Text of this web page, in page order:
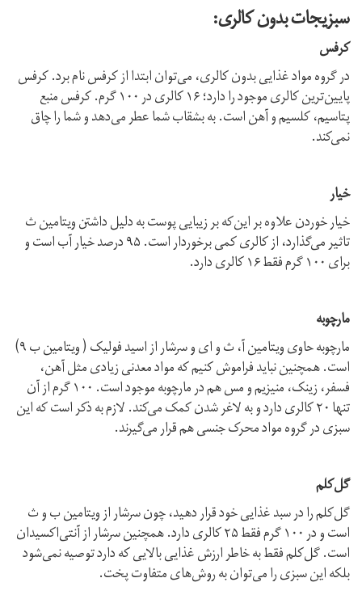
سبزیجات بدون کالری:
کرفس
در گروه مواد غذایی بدون کالری، می‌توان ابتدا از کرفس نام برد. کرفس
پایین‌ترین کالری موجود را دارد؛ ۱۶ کالری در ۱۰۰ گرم. کرفس منبع
پتاسیم، کلسیم و آهن است. به بشقاب شما عطر می‌دهد و شما را چاق
نمی‌کند.
خیار
خیار خوردن علاوه بر این‌که بر زیبایی پوست به دلیل داشتن ویتامین ث
تاثیر می‌گذارد، از کالری کمی برخوردار است. ۹۵ درصد خیار آب است و
برای ۱۰۰ گرم فقط ۱۶ کالری دارد.
مارچوبه
مارچوبه حاوی ویتامین آ، ث و ای و سرشار از اسید فولیک ( ویتامین ب ۹)
است. همچنین نباید فراموش کنیم که مواد معدنی زیادی مثل آهن،
فسفر، زینک، منیزیم و مس هم در مارچوبه موجود است. ۱۰۰ گرم از آن
تنها ۲۰ کالری دارد و به لاغر شدن کمک می‌کند. لازم به ذکر است که این
سبزی در گروه مواد محرک جنسی هم قرار می‌گیرند.
گل‌کلم
گل‌کلم را در سبد غذایی خود قرار دهید، چون سرشار از ویتامین ب و ث
است و در ۱۰۰ گرم فقط ۲۵ کالری دارد. همچنین سرشار از آنتی‌اکسیدان
است. گل‌کلم فقط به خاطر ارزش غذایی بالایی که دارد توصیه نمی‌شود
بلکه این سبزی را می‌توان به روش‌های متفاوت پخت.